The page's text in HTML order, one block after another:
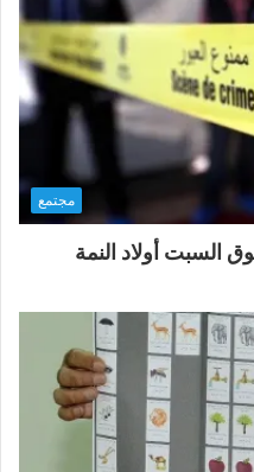
مجتمع
أولاد النمة